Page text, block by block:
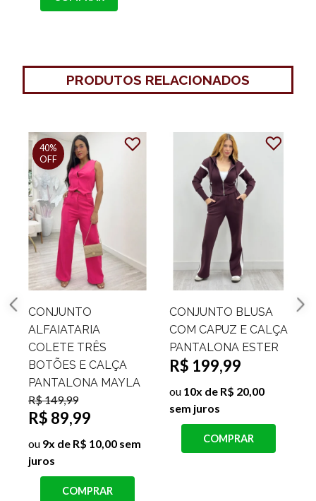
PRODUTOS RELACIONADOS
CONJUNTO BLUSA
COM CAPUZ E CALÇA
PANTALONA ESTER
R$ 199,99
ou 10x de R$ 20,00
sem juros
COMPRAR
CONJUNTO BLUSA
COM CAPUZ E CALÇA
PANTALONA FAIXA
LATERAL IRLANDA
R$ 199,99
ou10x de R$ 20,00
sem juros
COMPRAR